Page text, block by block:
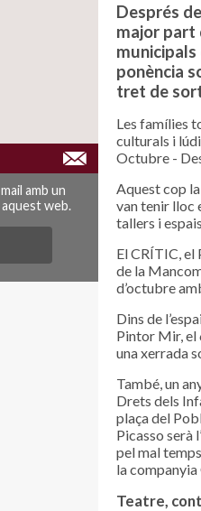
Després
major part
municipals
ponència
tret de
Les famílies
culturals i
Octubre -
Aquest cop
van tenir lloc
tallers i
El CRÍTIC, el
de la
d’octubre
Dins de
Pintor Mir, el
una xerrada
També, un
Drets dels
plaça del
Picasso serà
pel mal
la companyia
Teatre,
amb un
web.